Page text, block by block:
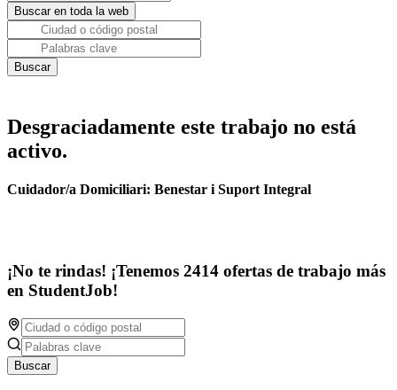
Desgraciadamente este trabajo no está
activo.
Cuidador/a Domiciliari: Benestar i Suport Integral
¡No te rindas! ¡Tenemos 2414 ofertas de trabajo más
en StudentJob!
Buscar